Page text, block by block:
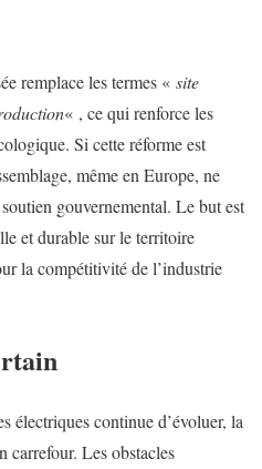
remplace les termes « site
« , ce qui renforce les
Si cette réforme est
même en Europe, ne
gouvernemental. Le but est
et durable sur le territoire
la compétitivité de l’industrie
électriques continue d’évoluer, la
carrefour. Les obstacles